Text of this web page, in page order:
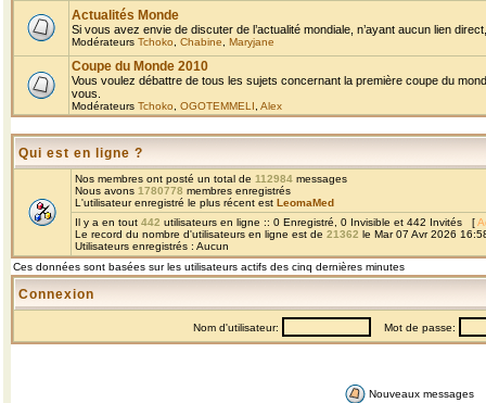
Actualités Monde
Si vous avez envie de discuter de l’actualité mondiale, n’ayant aucun lien
Modérateurs Tchoko Chabine Maryjane
Coupe du Monde 2010
Vous voulez débattre de tous les sujets concernant la première coupe du
vous.
Modérateurs Tchoko OGOTEMMELI Alex
Qui est en ligne ?
Nos membres ont posté un total de 112984 messages
Nous avons 1780778 membres enregistrés
L'utilisateur enregistré le plus récent est LeomaMed
Il y a en tout 442 utilisateurs en ligne :: 0 Enregistré, 0 Invisible et 442 Invités [
Le record du nombre d'utilisateurs en ligne est de 21362 le Mar 07 Avr 2026
Utilisateurs enregistrés : Aucun
Ces données sont basées sur les utilisateurs actifs des cinq dernières minutes
Connexion
Nom d'utilisateur: Mot de passe:
Nouveaux messages